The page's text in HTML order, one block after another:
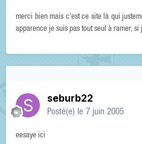
merci bien mais c'est ce site là qui
apparence je suis pas tout seul à ramer,
seburb22
Posté(e) le 7 juin 2005
eesaye ici